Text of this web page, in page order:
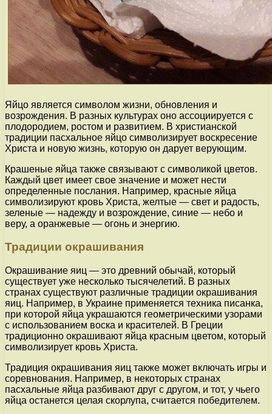
Яйцо является символом жизни, обновления и
возрождения. В разных культурах оно ассоциируется с
плодородием, ростом и развитием. В христианской
традиции пасхальное яйцо символизирует воскресение
Христа и новую жизнь, которую он дарует верующим.
Крашеные яйца также связывают с символикой цветов.
Каждый цвет имеет свое значение и может нести
определенные послания. Например, красные яйца
символизируют кровь Христа, желтые — свет и радость,
зеленые — надежду и возрождение, синие — небо и
веру, а оранжевые — огонь и энергию.
Традиции окрашивания
Окрашивание яиц — это древний обычай, который
существует уже несколько тысячелетий. В разных
странах существуют различные традиции окрашивания
яиц. Например, в Украине применяется техника писанка,
при которой яйца украшаются геометрическими узорами
с использованием воска и красителей. В Греции
традиционно окрашивают яйца красным цветом, который
символизирует кровь Христа.
Традиция окрашивания яиц также может включать игры и
соревнования. Например, в некоторых странах
пасхальные яйца разбивают друг с другом, и тот, у чьего
яйца останется целая скорлупа, считается победителем.